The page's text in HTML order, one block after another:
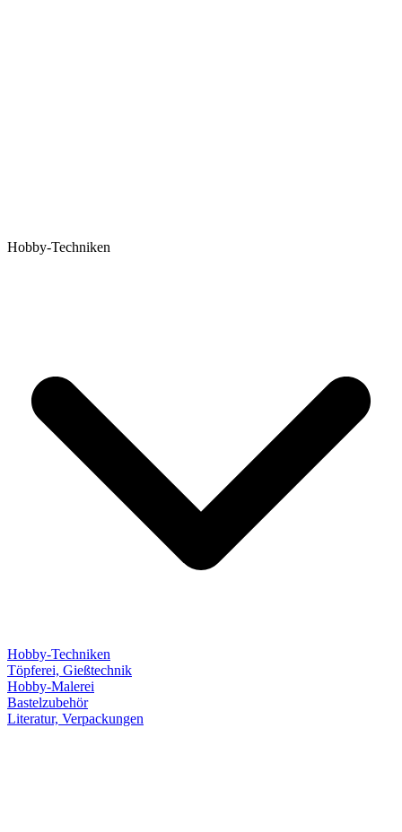
Hobby-Techniken
Hobby-Techniken
Töpferei, Gießtechnik
Hobby-Malerei
Bastelzubehör
Literatur, Verpackungen